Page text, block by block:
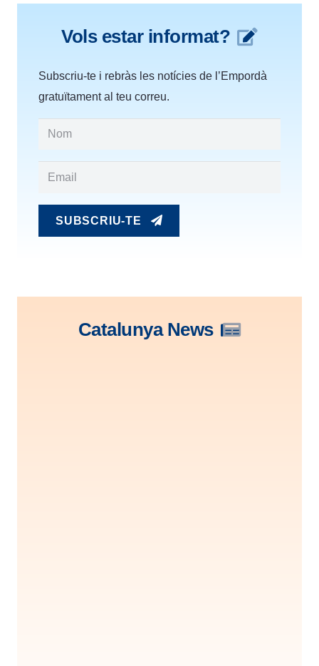
Vols estar informat?
Subscriu-te i rebràs les notícies de l’Empordà
gratuïtament al teu correu.
SUBSCRIU-TE
Catalunya News